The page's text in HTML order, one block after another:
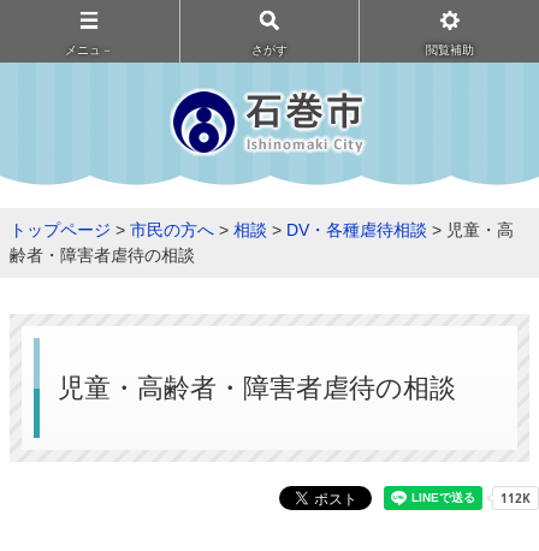
メニュ－ さがす 閲覧補助
トップページ > 市民の方へ > 相談 > DV・各種虐待相談 > 児童・高
齢者・障害者虐待の相談
児童・高齢者・障害者虐待の相談